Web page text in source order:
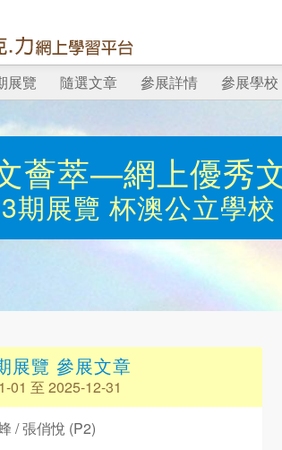
展覽 隨選文章 參展詳情 參展學校
薈萃—網上優秀
期展覽 杯澳公立學校
展覽 參展文章
01 至 2025-12-31
/ 張俏悅 (P2)